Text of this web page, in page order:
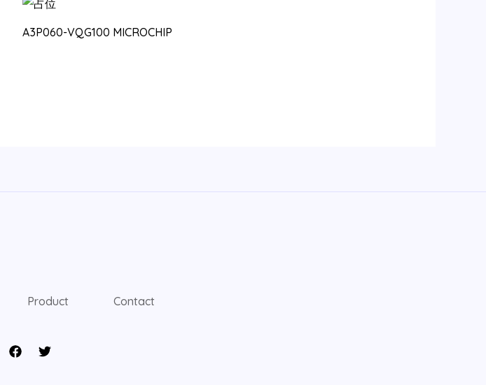
A3P060-VQG100 MICROCHIP
Product Contact